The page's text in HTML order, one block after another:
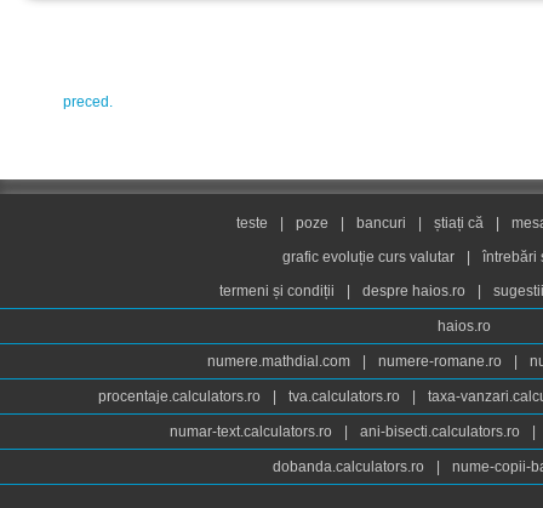
preced.
teste poze bancuri știați că
grafic evoluție curs valutar
întrebări
termeni și condiții
despre haios.ro
haios.ro
numere.mathdial.com numere-romane.ro
procentaje.calculators.ro tva.calculators.ro taxa-
numar-text.calculators.ro ani-bisecti.calculators.ro
dobanda.calculators.ro nume-copii-